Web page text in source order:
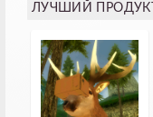
ЛУЧШИЙ ПРОДУКТ